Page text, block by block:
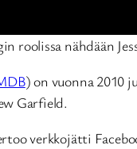
roolissa nähdään
) on vuonna 2010
Garfield.
verkkojätti